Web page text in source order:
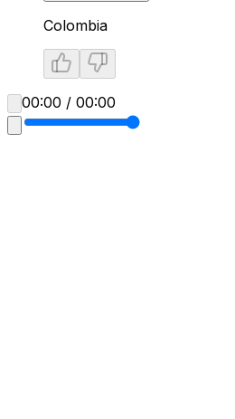
Colombia
00:00 / 00:00